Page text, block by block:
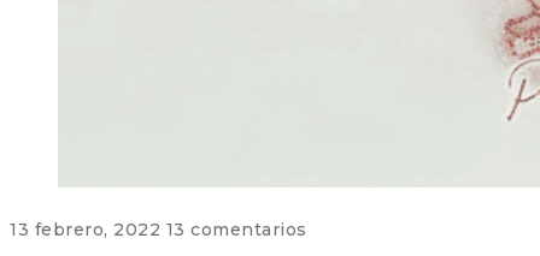
13 febrero, 2022 13 comentarios